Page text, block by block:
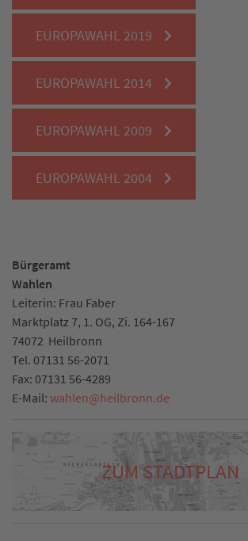
EUROPAWAHL 2019
EUROPAWAHL 2014
EUROPAWAHL 2009
EUROPAWAHL 2004
Bürgeramt
Wahlen
Leiterin: Frau Faber
Marktplatz 7, 1. OG, Zi. 164-167
74072 Heilbronn
Tel. 07131 56-2071
Fax: 07131 56-4289
E-Mail: wahlen@heilbronn.de
ZUM STADTPLAN